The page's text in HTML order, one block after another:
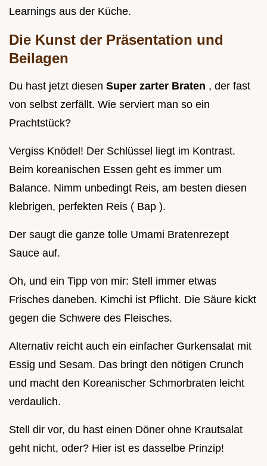
Learnings aus der Küche.
Die Kunst der Präsentation und
Beilagen
Du hast jetzt diesen Super zarter Braten , der fast
von selbst zerfällt. Wie serviert man so ein
Prachtstück?
Vergiss Knödel! Der Schlüssel liegt im Kontrast.
Beim koreanischen Essen geht es immer um
Balance. Nimm unbedingt Reis, am besten diesen
klebrigen, perfekten Reis ( Bap ).
Der saugt die ganze tolle Umami Bratenrezept
Sauce auf.
Oh, und ein Tipp von mir: Stell immer etwas
Frisches daneben. Kimchi ist Pflicht. Die Säure kickt
gegen die Schwere des Fleisches.
Alternativ reicht auch ein einfacher Gurkensalat mit
Essig und Sesam. Das bringt den nötigen Crunch
und macht den Koreanischer Schmorbraten leicht
verdaulich.
Stell dir vor, du hast einen Döner ohne Krautsalat
geht nicht, oder? Hier ist es dasselbe Prinzip!